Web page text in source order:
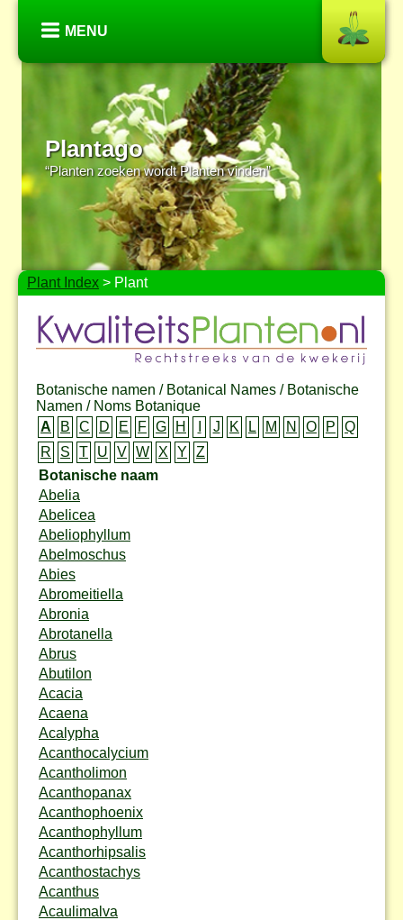
MENU
Plantago
“Planten zoeken wordt Planten vinden”
Plant Index > Plant
Botanische namen / Botanical Names / Botanische
Namen / Noms Botanique
A
B C D E F G H J K L M N O P
Q
R
S T U V W X Y
Z
Botanische naam
Abelia
Abelicea
Abeliophyllum
Abelmoschus
Abies
Abromeitiella
Abronia
Abrotanella
Abrus
Abutilon
Acacia
Acaena
Acalypha
Acanthocalycium
Acantholimon
Acanthopanax
Acanthophoenix
Acanthophyllum
Acanthorhipsalis
Acanthostachys
Acanthus
Acaulimalva